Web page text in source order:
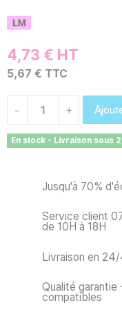
4,73 € HT
5,67 € TTC
- +
En stock - Livraison sous
Jusqu'à 70%
Service client
de 10H à 18H
Livraison en
Qualité
compatibles